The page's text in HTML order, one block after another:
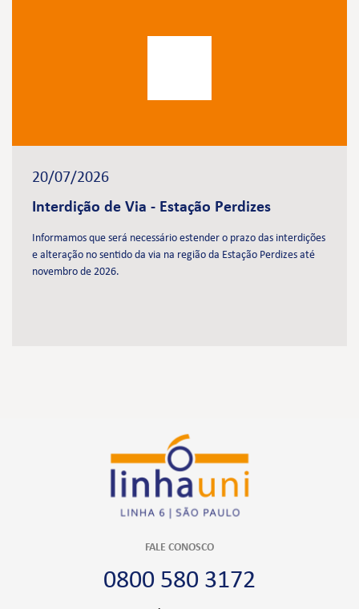
20/07/2026
Interdição de Via - Estação Perdizes
Informamos que será necessário estender o prazo das interdições
e alteração no sentido da via na região da Estação Perdizes até
novembro de 2026.
FALE CONOSCO
0800 580 3172